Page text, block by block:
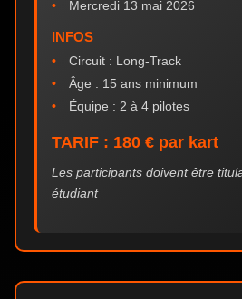
Mercredi 13 mai 2026
INFOS
Circuit : Long-Track
Âge : 15 ans minimum
Équipe : 2 à 4 pilotes
TARIF : 180 € par kart
Les participants doivent être
étudiant